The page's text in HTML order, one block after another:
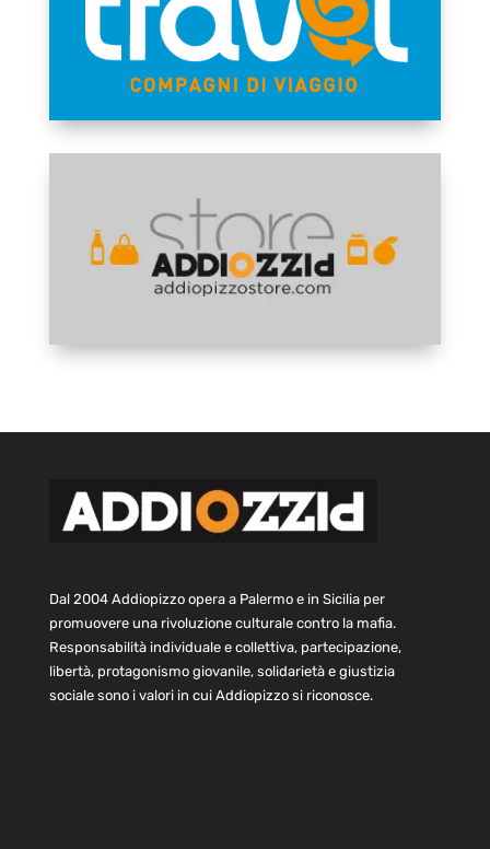
Dal 2004 Addiopizzo opera a Palermo e in Sicilia per
promuovere una rivoluzione culturale contro la mafia.
Responsabilità individuale e collettiva, partecipazione,
libertà, protagonismo giovanile, solidarietà e giustizia
sociale sono i valori in cui Addiopizzo si riconosce.